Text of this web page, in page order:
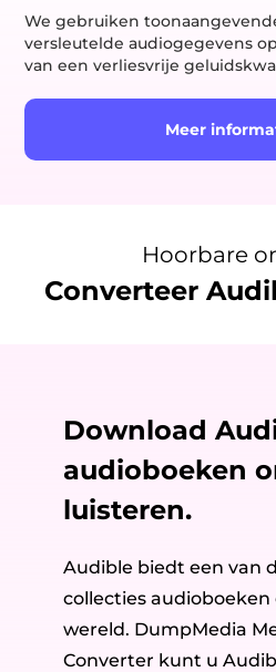
We gebruiken
versleutelde audiogegevens
van een verliesvrije
Meer
Hoorbare
Converteer
Download
audioboeken
luisteren.
Audible biedt een van
collecties
wereld. DumpMedia
Converter kunt u